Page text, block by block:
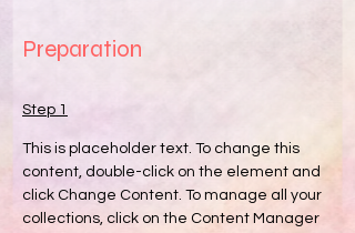
Preparation
Step 1
This is placeholder text. To change this
content, double-click on the element and
click Change Content. To manage all your
collections, click on the Content Manager